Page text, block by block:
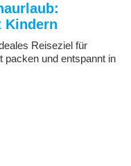
Kindern
Reiseziel für
packen und entspannt in